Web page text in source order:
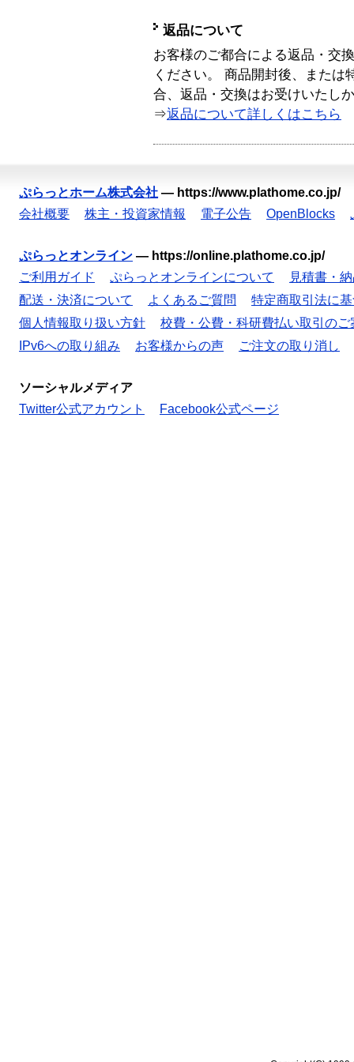
返品について
お客様のご都合による返品・交
ください。 商品開封後、または
合、返品・交換はお受けいたし
⇒返品について詳しくはこちら
ぷらっとホーム株式会社 — https://www.plathome.co.jp/
会社概要
株主・投資家情報 電子公告 OpenBlocks
ぷらっとオンライン — https://online.plathome.co.jp/
ご利用ガイド
ぷらっとオンラインについて
見積書・
配送・決済について
よくあるご質問
特定商取引法に
個人情報取り扱い方針
校費・公費・科研費払い取引のご
IPv6への取り組み
お客様からの声 ご注文の取り消し
ソーシャルメディア
Twitter公式アカウント
Facebook公式ページ